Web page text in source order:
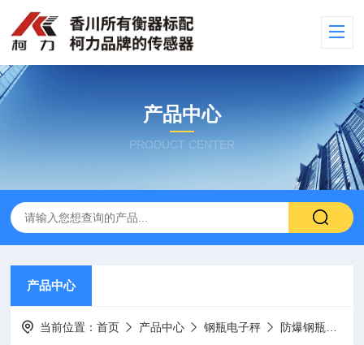
产品中心
PRODUCT CENTER
产品中心
当前位置：首页 产品中心 钢瓶电子秤 防爆钢瓶秤